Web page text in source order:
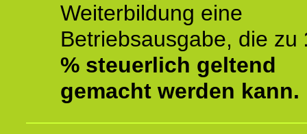
Weiterbildung eine
Betriebsausgabe, die zu
% steuerlich geltend
gemacht werden kann.